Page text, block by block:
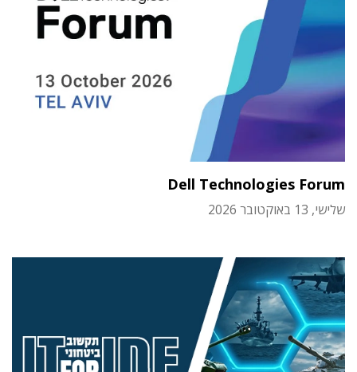
Dell Technologies Forum
שלישי, 13 באוקטובר 2026